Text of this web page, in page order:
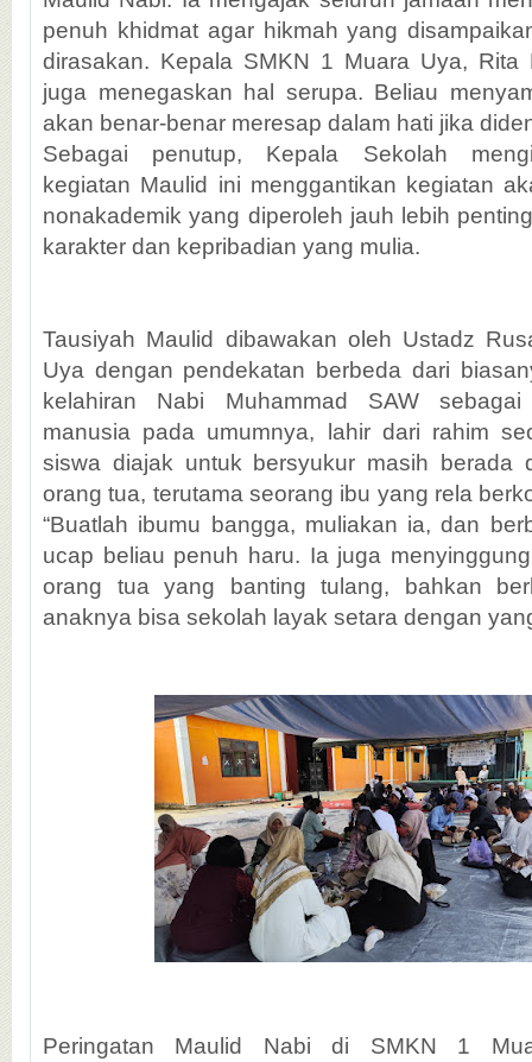
penuh khidmat agar hikmah yang
dirasakan. Kepala SMKN 1 Muara Uya, Rita
juga menegaskan hal serupa. Beliau
akan benar-benar meresap dalam hati jika
Sebagai penutup, Kepala Sekolah
kegiatan Maulid ini menggantikan kegiatan
nonakademik yang diperoleh jauh lebih
karakter dan kepribadian yang mulia.
Tausiyah Maulid dibawakan oleh Ustadz
Uya dengan pendekatan berbeda dari
kelahiran Nabi Muhammad SAW
manusia pada umumnya, lahir dari rahim
siswa diajak untuk bersyukur masih berada
orang tua, terutama seorang ibu yang rela
“Buatlah ibumu bangga, muliakan ia, dan
ucap beliau penuh haru. Ia juga
orang tua yang banting tulang, bahkan
anaknya bisa sekolah layak setara dengan
Peringatan Maulid Nabi di SMKN 1